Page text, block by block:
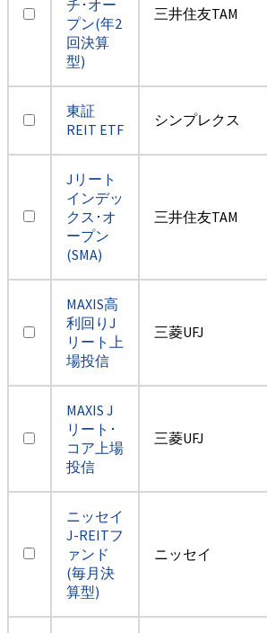
チ･オー
プン(年2
回決算
型)
三井住友TAM
東証
REIT ETF
シンプレクス
Jリート
インデッ
クス･オ
ープン
(SMA)
三井住友TAM
MAXIS高
利回りJ
リート上
場投信
三菱UFJ
MAXIS J
リート･
コア上場
投信
三菱UFJ
ニッセイ
J-REITフ
ァンド
(毎月決
算型)
ニッセイ